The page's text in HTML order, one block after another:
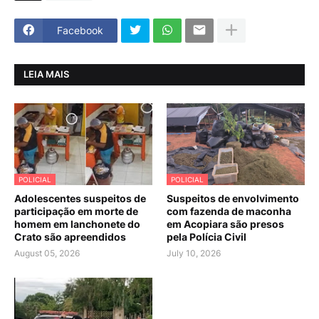
Facebook
LEIA MAIS
POLICIAL
Adolescentes suspeitos de
participação em morte de
homem em lanchonete do
Crato são apreendidos
August 05, 2026
POLICIAL
Suspeitos de envolvimento
com fazenda de maconha
em Acopiara são presos
pela Polícia Civil
July 10, 2026